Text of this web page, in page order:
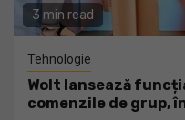
3 min read
Tehnologie
Wolt lansează
comenzile de grup,